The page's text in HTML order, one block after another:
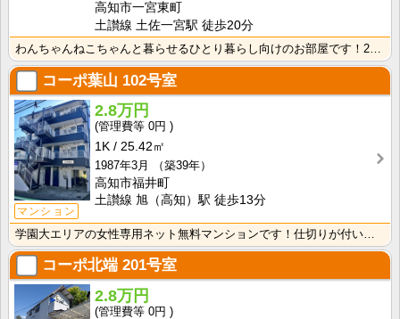
高知市一宮東町
土讃線 土佐一宮駅 徒歩20分
コーポ葉山 102号室
マンション
2.8万円
0円
1K
25.42㎡
1987年3月
（築39年）
高知市福井町
土讃線 旭（高知）駅 徒歩13分
コーポ北端 201号室
2.8万円
0円